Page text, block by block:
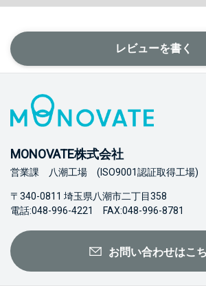
レビューを書く
MONOVATE株式会社
営業課 八潮工場 (ISO9001認証取得工場)
〒340-0811 埼玉県八潮市二丁目358
電話:048-996-4221 FAX:048-996-8781
お問い合わせはこ